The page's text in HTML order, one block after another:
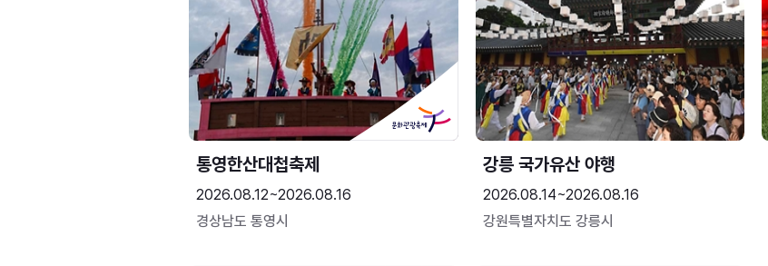
통영한산대첩축제
2026.08.12~2026.08.16
경상남도 통영시
강릉 국가유산 야행
2026.08.14~2026.08.16
강원특별자치도 강릉시